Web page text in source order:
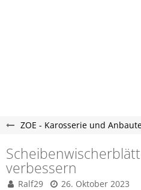
ZOE - Karosserie und
verbessern
Ralf29
26. Oktober 2023